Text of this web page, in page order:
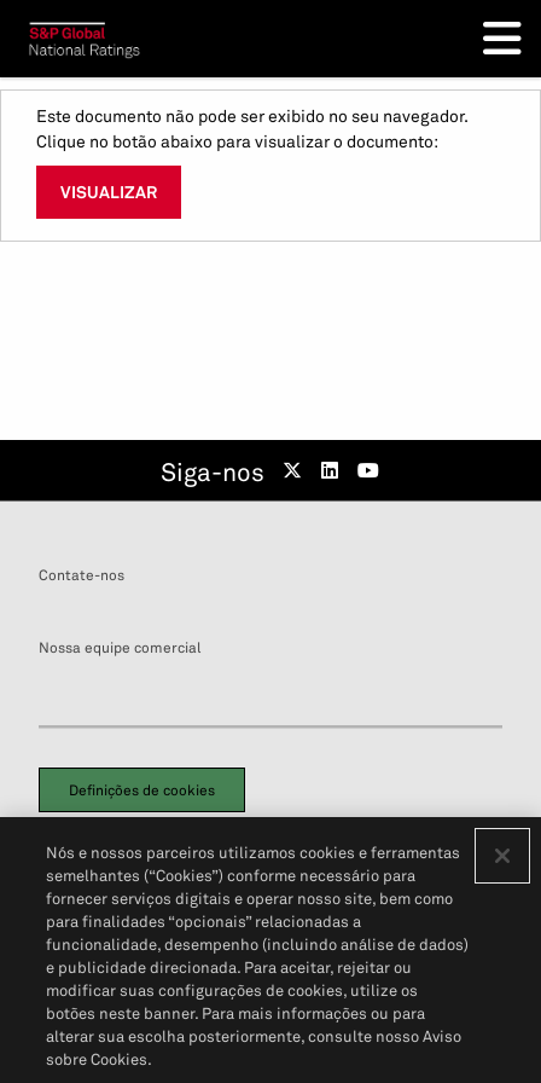
Este documento não pode ser exibido no seu navegador.
Clique no botão abaixo para visualizar o documento:
VISUALIZAR
Siga-nos
Contate-nos
Nossa equipe comercial
Definições de cookies
Política de PrivacidadePortal de privacidade do cliente (em inglês)
Não Venda Minhas Informações Pessoais© 2026 S&P Global
Nós e nossos parceiros utilizamos cookies e ferramentas
semelhantes (“Cookies”) conforme necessário para
fornecer serviços digitais e operar nosso site, bem como
para finalidades “opcionais” relacionadas a
funcionalidade, desempenho (incluindo análise de dados)
e publicidade direcionada. Para aceitar, rejeitar ou
modificar suas configurações de cookies, utilize os
botões neste banner. Para mais informações ou para
alterar sua escolha posteriormente, consulte nosso Aviso
sobre Cookies.